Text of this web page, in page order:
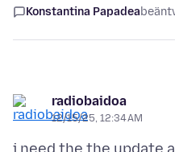
Konstantina Papadea
radiobaidoa
12/15/25, 12:34 AM